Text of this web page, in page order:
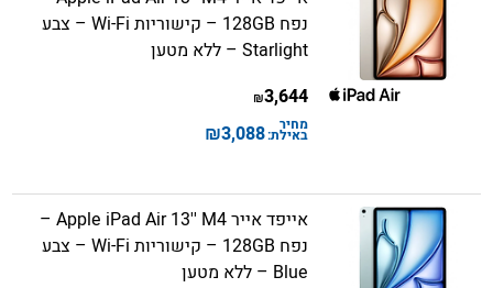
נפח 128GB – קישוריות Wi-Fi – צבע
Starlight – ללא מטען
3,644
₪
מחיר
באילת:3,088
₪
אייפד אייר Apple iPad Air 13'' M4 –
נפח 128GB – קישוריות Wi-Fi – צבע
Blue – ללא מטען